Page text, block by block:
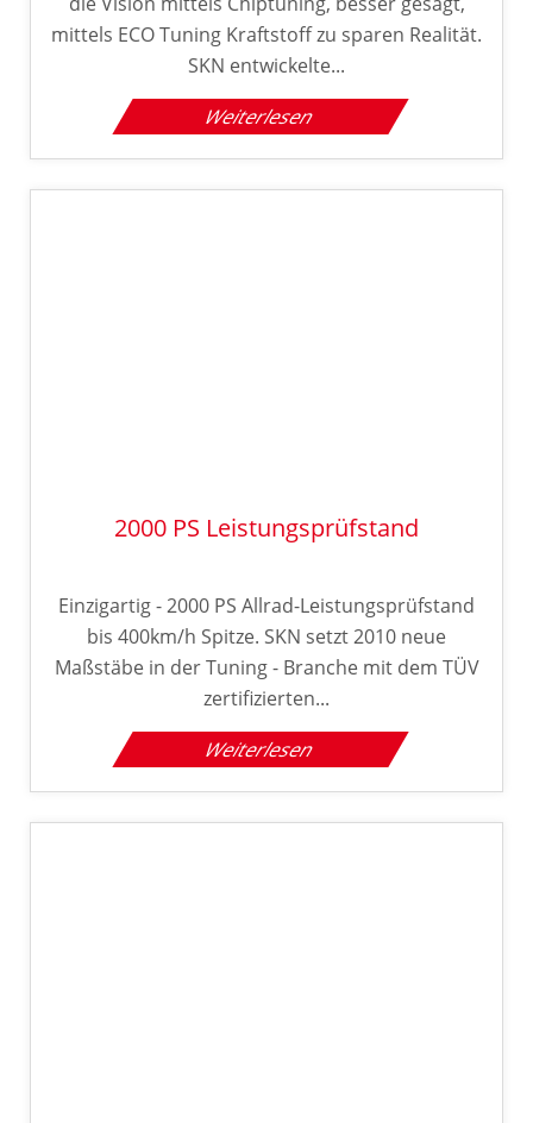
mittels ECO Tuning Kraftstoff zu sparen Realität.
SKN entwickelte...
Weiterlesen
2000 PS Leistungsprüfstand
Einzigartig - 2000 PS Allrad-Leistungsprüfstand
bis 400km/h Spitze. SKN setzt 2010 neue
Maßstäbe in der Tuning - Branche mit dem TÜV
zertifizierten...
Weiterlesen